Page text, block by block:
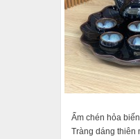
Ấm chén hỏa
Tràng dáng thiên